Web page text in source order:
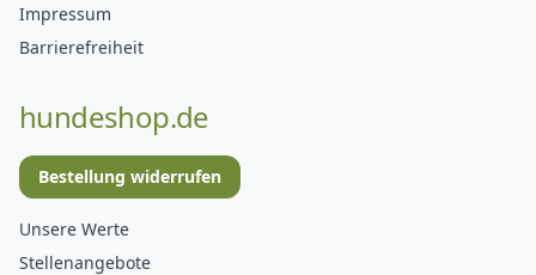
Impressum
Barrierefreiheit
hundeshop.de
Bestellung widerrufen
Unsere Werte
Stellenangebote